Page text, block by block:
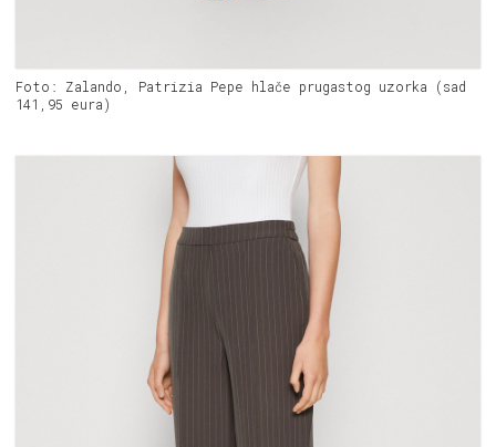
Foto: Zalando, Patrizia Pepe hlače prugastog uzorka (sad
141,95 eura)